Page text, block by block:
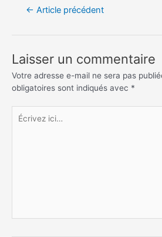
Navigation
← Article précédent
Laisser un commentaire
Votre adresse e-mail ne sera pas
obligatoires sont indiqués avec *
Écrivez
ici…